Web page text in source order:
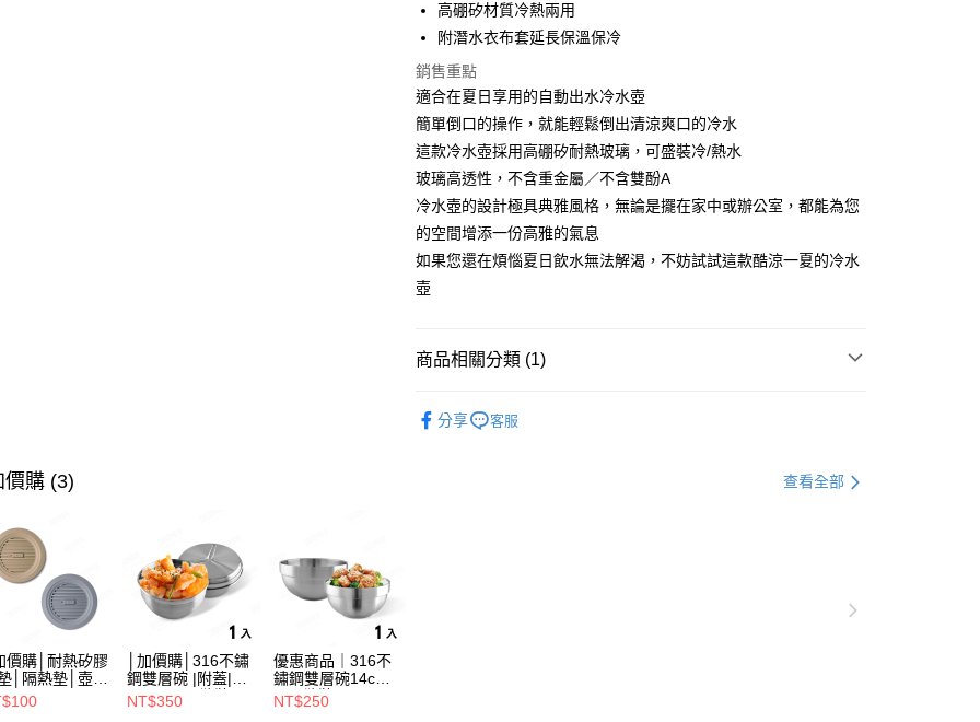
悠遊付
Google Pay
ATM付款
運送方式
全家取貨（下單付款）後，現貨商品將於 3 個工作天內寄出
（不含訂購當天與例假日）
7-11取貨（下單付款）後，現貨商品將於 3 個工作天內寄出
每筆NT$75，滿NT$1,199(含以上)免運費
高硼矽材質冷熱兩用
附潛水衣布套延長保溫保冷
銷售重點
適合在夏日享用的自動出水冷水壺
簡單倒口的操作，就能輕鬆倒出清涼爽口的冷水
這款冷水壺採用高硼矽耐熱玻璃，可盛裝冷/熱水
玻璃高透性，不含重金屬／不含雙酚A
冷水壺的設計極具典雅風格，無論是擺在家中或辦公室，都能為您
的空間增添一份高雅的氣息
如果您還在煩惱夏日飲水無法解渴，不妨試試這款酷涼一夏的冷水
壺
商品相關分類 (1)
分享
客服
價購 (3) 查看全部
價購│耐熱矽膠
│隔熱墊│壺墊
15.2cm GS152
│加價購│316不鏽
鋼雙層碗 |附蓋|
14cm (1入散裝)
SG0141
NT$350
優惠商品｜316不
鏽鋼雙層碗14cm
(1入散裝) SG0140
NT$250